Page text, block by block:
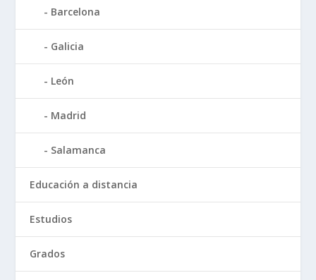
Barcelona
Galicia
León
Madrid
Salamanca
Educación a distancia
Estudios
Grados